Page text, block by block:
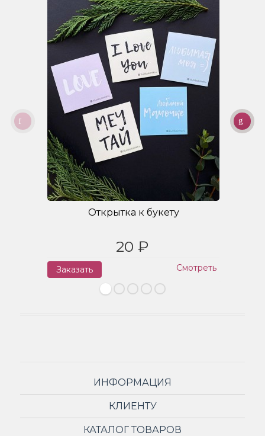
Открытка к букету
20 ₽
Заказать Смотреть
ИНФОРМАЦИЯ
КЛИЕНТУ
КАТАЛОГ ТОВАРОВ